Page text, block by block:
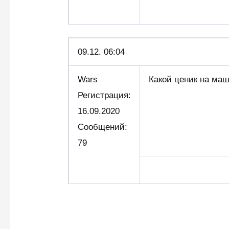
09.12. 06:04
Wars
Регистрация:
16.09.2020
Сообщений:
79
Какой ценик на